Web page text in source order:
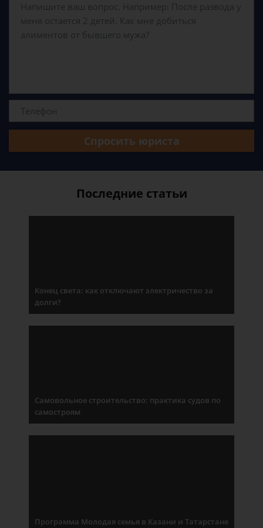
Спросить юриста
Последние статьи
Конец света: как отключают электричество за
долги?
Самовольное строительство: практика судов по
самостроям
Программа Молодая семья в Казани и Татарстане